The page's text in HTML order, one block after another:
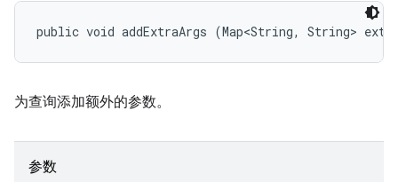
public void addExtraArgs (Map<String, String>
为查询添加额外的参数。
参数